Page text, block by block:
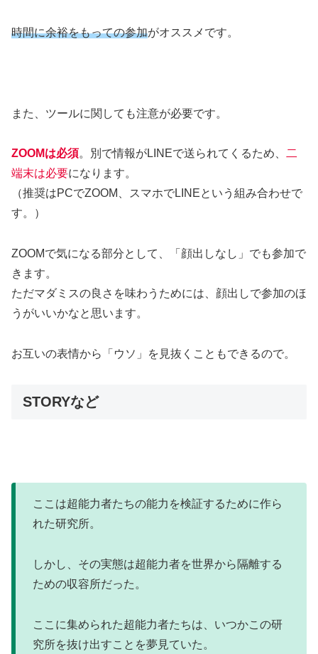
時間に余裕をもっての参加がオススメです。
また、ツールに関しても注意が必要です。
ZOOMは必須。別で情報がLINEで送られてくるため、 二
端末は必要になります。
（推奨はPCでZOOM、スマホでLINEという組み合わせで
す。）
ZOOMで気になる部分として、「顔出しなし」でも参加で
きます。
ただマダミスの良さを味わうためには、顔出しで参加のほ
うがいいかなと思います。
お互いの表情から「ウソ」を見抜くこともできるので。
STORYなど
ここは超能力者たちの能力を検証するために作ら
れた研究所。
しかし、その実態は超能力者を世界から隔離する
ための収容所だった。
ここに集められた超能力者たちは、いつかこの研
究所を抜け出すことを夢見ていた。